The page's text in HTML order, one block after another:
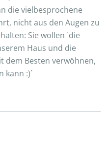
die vielbesprochene
nicht aus den Augen zu
Sie wollen `die
Haus und die
dem Besten verwöhnen,
kann :)´